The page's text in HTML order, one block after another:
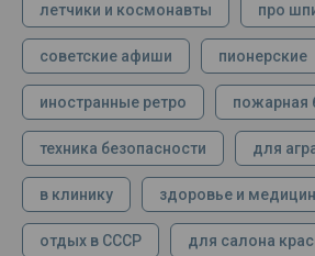
летчики и космонавты про
советские афиши пионерские
иностранные ретро пожарная
техника безопасности для
в клинику здоровье и
отдых в СССР для салона